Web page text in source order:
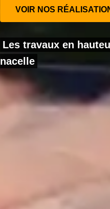
VOIR NOS
Les travaux en
nacelle